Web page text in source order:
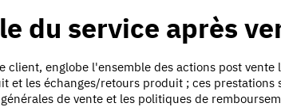
du service après
client, englobe l'ensemble des actions post
et les échanges/retours produit ; ces prestations
de vente et les politiques de